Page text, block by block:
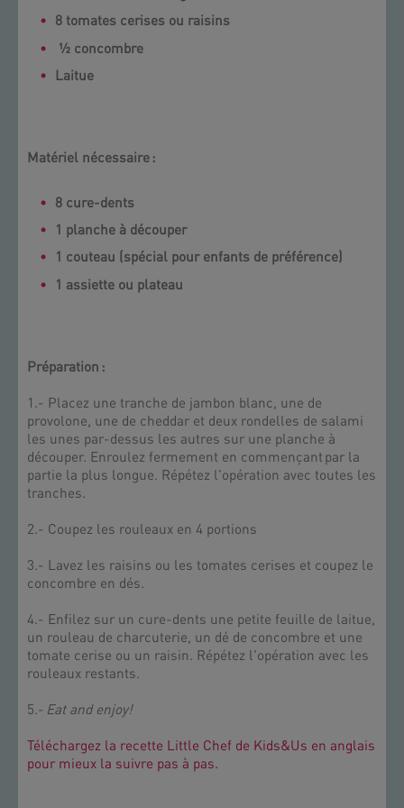
8 tomates cerises ou raisins
½ concombre
Laitue
Matériel nécessaire :
8 cure-dents
1 planche à découper
1 couteau (spécial pour enfants de préférence)
1 assiette ou plateau
Préparation :
1.- Placez une tranche de jambon blanc, une de
provolone, une de cheddar et deux rondelles de salami
les unes par-dessus les autres sur une planche à
découper. Enroulez fermement en commençant par la
partie la plus longue. Répétez l'opération avec toutes les
tranches.
2.- Coupez les rouleaux en 4 portions
3.- Lavez les raisins ou les tomates cerises et coupez le
concombre en dés.
4.- Enfilez sur un cure-dents une petite feuille de laitue,
un rouleau de charcuterie, un dé de concombre et une
tomate cerise ou un raisin. Répétez l'opération avec les
rouleaux restants.
5.- Eat and enjoy!
Téléchargez la recette Little Chef de Kids&Us en anglais
pour mieux la suivre pas à pas.